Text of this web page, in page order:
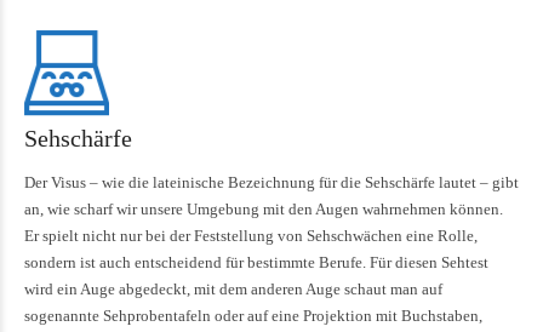
Sehschärfe
Der Visus – wie die lateinische Bezeichnung für die Sehschärfe lautet – gibt
an, wie scharf wir unsere Umgebung mit den Augen wahrnehmen können.
Er spielt nicht nur bei der Feststellung von Sehschwächen eine Rolle,
sondern ist auch entscheidend für bestimmte Berufe. Für diesen Sehtest
wird ein Auge abgedeckt, mit dem anderen Auge schaut man auf
sogenannte Sehprobentafeln oder auf eine Projektion mit Buchstaben,